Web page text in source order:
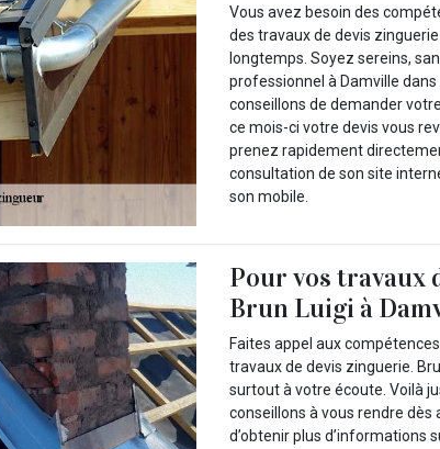
Vous avez besoin des
des travaux de devis
longtemps. Soyez sereins,
professionnel à Damville
conseillons de demander
ce mois-ci votre devis vous
prenez rapidement
consultation de son site
son mobile.
Pour vos travaux
Brun Luigi à
Faites appel aux
travaux de devis zinguerie.
surtout à votre écoute. Voilà
conseillons à vous rendre dès
d’obtenir plus d’informations